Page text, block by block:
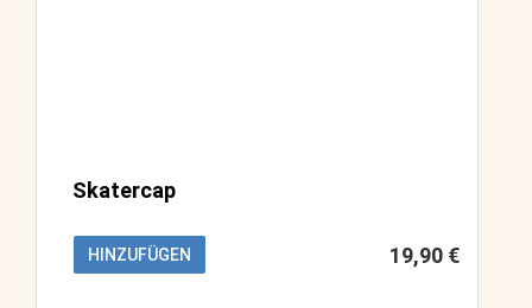
Skatercap
HINZUFÜGEN 19,90 €